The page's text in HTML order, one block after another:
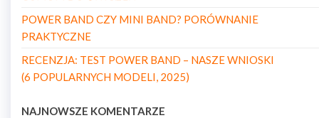
POWER BAND CZY MINI BAND? PORÓWNANIE
PRAKTYCZNE
RECENZJA: TEST POWER BAND – NASZE WNIOSKI
(6 POPULARNYCH MODELI, 2025)
NAJNOWSZE KOMENTARZE